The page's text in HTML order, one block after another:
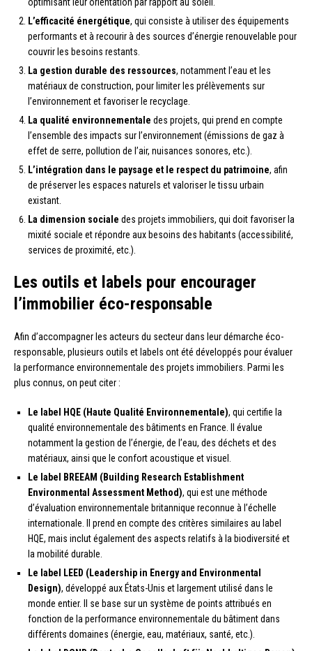
optimisant leur orientation par rapport au soleil.
L’efficacité énergétique, qui consiste à utiliser des équipements
performants et à recourir à des sources d’énergie renouvelable pour
couvrir les besoins restants.
La gestion durable des ressources, notamment l’eau et les
matériaux de construction, pour limiter les prélèvements sur
l’environnement et favoriser le recyclage.
La qualité environnementale des projets, qui prend en compte
l’ensemble des impacts sur l’environnement (émissions de gaz à
effet de serre, pollution de l’air, nuisances sonores, etc.).
L’intégration dans le paysage et le respect du patrimoine, afin
de préserver les espaces naturels et valoriser le tissu urbain
existant.
La dimension sociale des projets immobiliers, qui doit favoriser la
mixité sociale et répondre aux besoins des habitants (accessibilité,
services de proximité, etc.).
Les outils et labels pour encourager
l’immobilier éco-responsable
Afin d’accompagner les acteurs du secteur dans leur démarche éco-
responsable, plusieurs outils et labels ont été développés pour évaluer
la performance environnementale des projets immobiliers. Parmi les
plus connus, on peut citer :
Le label HQE (Haute Qualité Environnementale), qui certifie la
qualité environnementale des bâtiments en France. Il évalue
notamment la gestion de l’énergie, de l’eau, des déchets et des
matériaux, ainsi que le confort acoustique et visuel.
Le label BREEAM (Building Research Establishment
Environmental Assessment Method), qui est une méthode
d’évaluation environnementale britannique reconnue à l’échelle
internationale. Il prend en compte des critères similaires au label
HQE, mais inclut également des aspects relatifs à la biodiversité et
la mobilité durable.
Le label LEED (Leadership in Energy and Environmental
Design), développé aux États-Unis et largement utilisé dans le
monde entier. Il se base sur un système de points attribués en
fonction de la performance environnementale du bâtiment dans
différents domaines (énergie, eau, matériaux, santé, etc.).